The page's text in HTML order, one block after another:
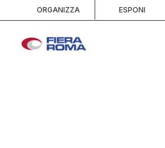
ORGANIZZA ESPONI